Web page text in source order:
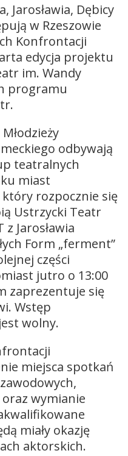
Jarosławia, Dębicy
w Rzeszowie
Konfrontacji
edycja projektu
im. Wandy
programu
odbywają
teatralnych
miast
rozpocznie się
Ustrzycki Teatr
Jarosławia
Form „ferment”
części
jutro o 13:00
zaprezentuje się
Wstęp
wolny.
miejsca spotkań
wymianie
miały okazję
aktorskich.